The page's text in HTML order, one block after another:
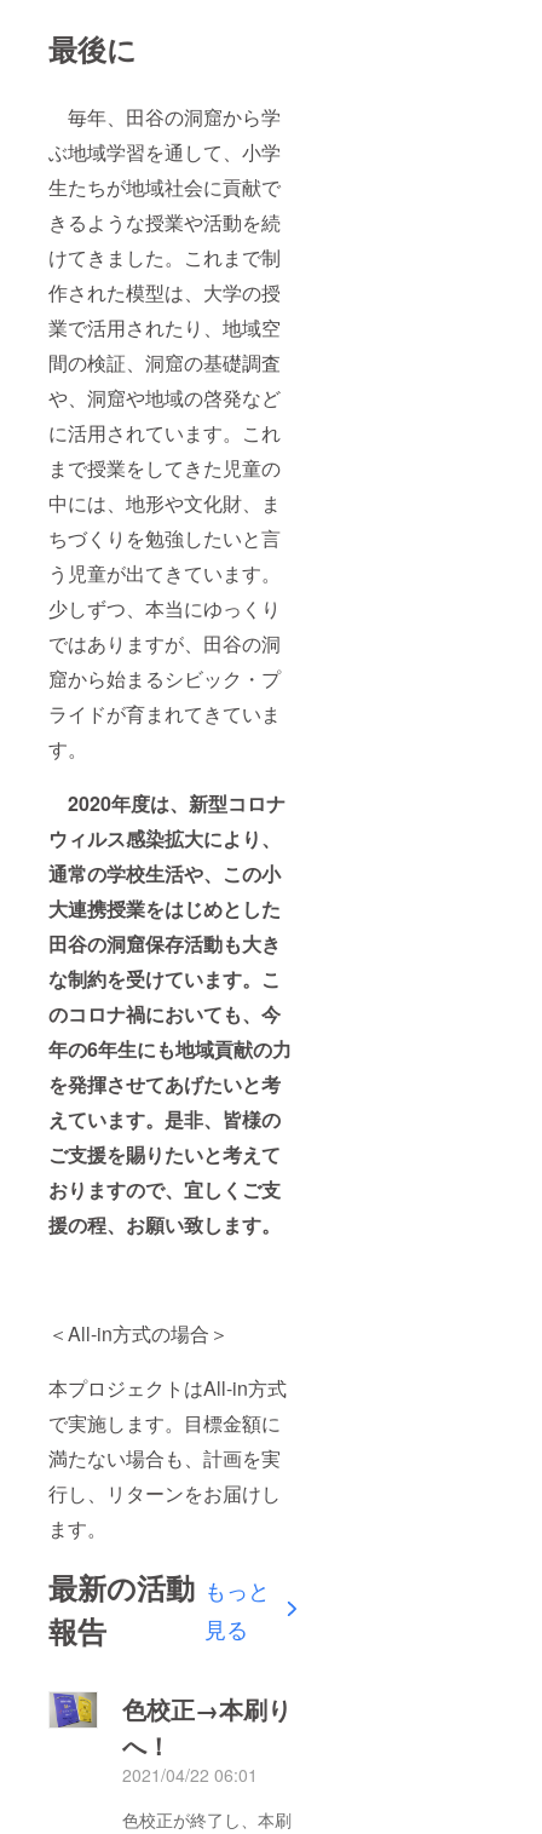
最後に
毎年、田谷の洞窟から学
ぶ地域学習を通して、小学
生たちが地域社会に貢献で
きるような授業や活動を続
けてきました。これまで制
作された模型は、大学の授
業で活用されたり、地域空
間の検証、洞窟の基礎調査
や、洞窟や地域の啓発など
に活用されています。これ
まで授業をしてきた児童の
中には、地形や文化財、ま
ちづくりを勉強したいと言
う児童が出てきています。
少しずつ、本当にゆっくり
ではありますが、田谷の洞
窟から始まるシビック・プ
ライドが育まれてきていま
す。
2020年度は、新型コロナ
ウィルス感染拡大により、
通常の学校生活や、この小
大連携授業をはじめとした
田谷の洞窟保存活動も大き
な制約を受けています。こ
のコロナ禍においても、今
年の6年生にも地域貢献の力
を発揮させてあげたいと考
えています。是非、皆様の
ご支援を賜りたいと考えて
おりますので、宜しくご支
援の程、お願い致します。
＜All-in方式の場合＞
本プロジェクトはAll-in方式
で実施します。目標金額に
満たない場合も、計画を実
行し、リターンをお届けし
ます。
最新の活動
報告
もっと
見る
色校正→本刷り
へ！
2021/04/22 06:01
色校正が終了し、本刷